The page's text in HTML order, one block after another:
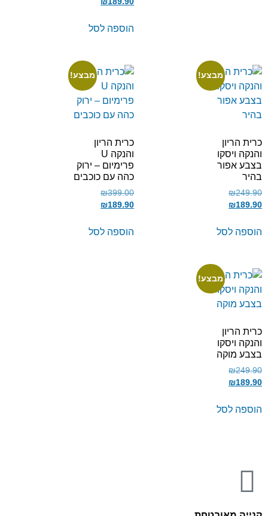
הוספה לסל
מבצע!
כרית הריון
והנקה ויסקו
בצבע אפור
בהיר
₪249.90
₪189.90
הוספה לסל
מבצע!
כרית הריון
והנקה U
פרימיום – ירוק
כהה עם כוכבים
₪399.00
₪189.90
הוספה לסל
מבצע!
כרית הריון
והנקה ויסקו
בצבע מוקה
₪249.90
₪189.90
הוספה לסל